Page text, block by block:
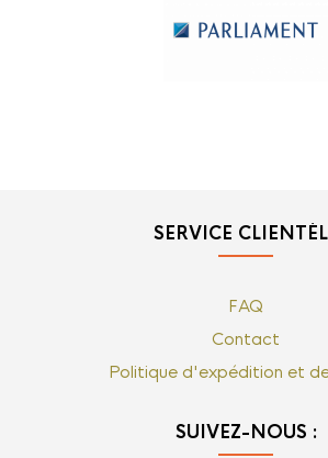
SERVICE
FAQ
Contact
Politique d'expédition et
SUIVEZ-NOUS :